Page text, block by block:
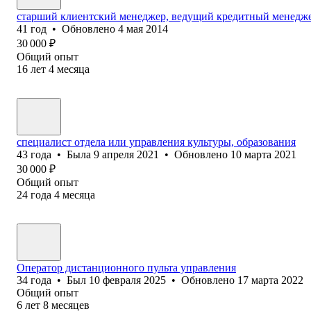
старший клиентский менеджер, ведущий кредитный
41 год • Обновлено 4 мая 2014
30 000 ₽
Общий опыт
16 лет 4 месяца
специалист отдела или управления культуры, образования
43 года • Была 9 апреля 2021 • Обновлено 10 марта 2021
30 000 ₽
Общий опыт
24 года 4 месяца
Оператор дистанционного пульта управления
34 года • Был 10 февраля 2025 • Обновлено 17 марта 2022
Общий опыт
6 лет 8 месяцев